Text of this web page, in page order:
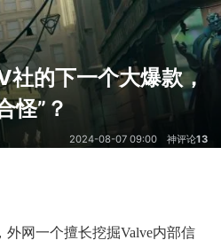
社的下一个大爆款，
怪”？
2024-08-07 09:00 神评论13
网一个擅长挖掘Valve内部信